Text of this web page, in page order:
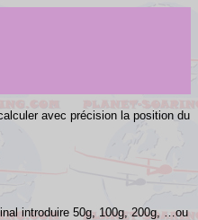
avec précision la position du
introduire 50g, 100g, 200g, …ou